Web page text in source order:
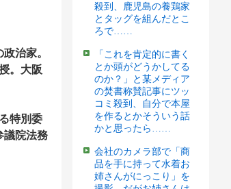
治家。
。大阪
特別委
議院法務
殺到、鹿児島の養鶏家
とタッグを組んだとこ
ろで……
「これを肯定的に書く
とか頭がどうかしてる
のか？」と某メディア
の焚書称賛記事にツッ
コミ殺到、自分で本屋
を作るとかそういう話
かと思ったら……
会社のカメラ部で「商
品を手に持って水着お
姉さんがにっこり」を